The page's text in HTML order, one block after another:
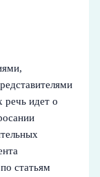
речь идет о
статьям